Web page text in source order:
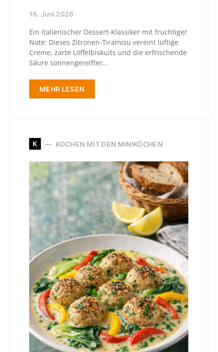
16. Juni 2026
Ein italienischer Dessert-Klassiker mit fruchtiger
Note: Dieses Zitronen-Tiramisu vereint luftige
Creme, zarte Löffelbiskuits und die erfrischende
Säure sonnengereifter…
MEHR LESEN
K KOCHEN MIT DEN MINIKÖCHEN